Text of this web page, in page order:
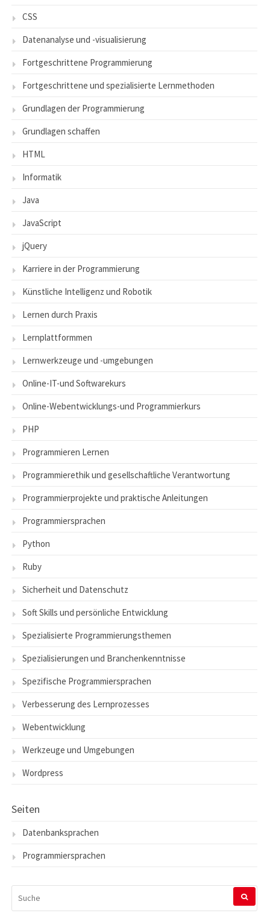
CSS
Datenanalyse und -visualisierung
Fortgeschrittene Programmierung
Fortgeschrittene und spezialisierte Lernmethoden
Grundlagen der Programmierung
Grundlagen schaffen
HTML
Informatik
Java
JavaScript
jQuery
Karriere in der Programmierung
Künstliche Intelligenz und Robotik
Lernen durch Praxis
Lernplattformmen
Lernwerkzeuge und -umgebungen
Online-IT-und Softwarekurs
Online-Webentwicklungs-und Programmierkurs
PHP
Programmieren Lernen
Programmierethik und gesellschaftliche Verantwortung
Programmierprojekte und praktische Anleitungen
Programmiersprachen
Python
Ruby
Sicherheit und Datenschutz
Soft Skills und persönliche Entwicklung
Spezialisierte Programmierungsthemen
Spezialisierungen und Branchenkenntnisse
Spezifische Programmiersprachen
Verbesserung des Lernprozesses
Webentwicklung
Werkzeuge und Umgebungen
Wordpress
Seiten
Datenbanksprachen
Programmiersprachen
NACH: